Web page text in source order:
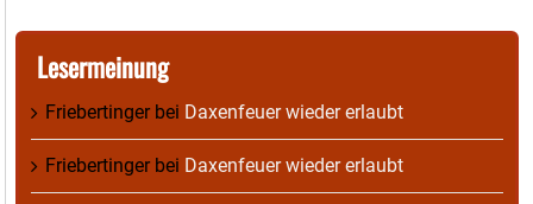
Lesermeinung
Friebertingerbei Daxenfeuer wieder erlaubt
Friebertingerbei Daxenfeuer wieder erlaubt